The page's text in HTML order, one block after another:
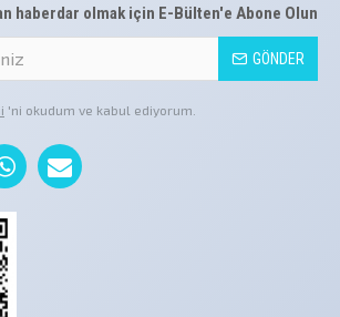
haberdar olmak için E-Bülten'e Abone Olun
GÖNDER
'ni okudum ve kabul ediyorum.